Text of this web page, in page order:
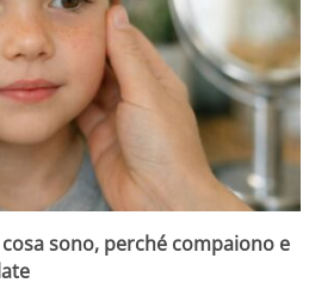
sono, perché compaiono e